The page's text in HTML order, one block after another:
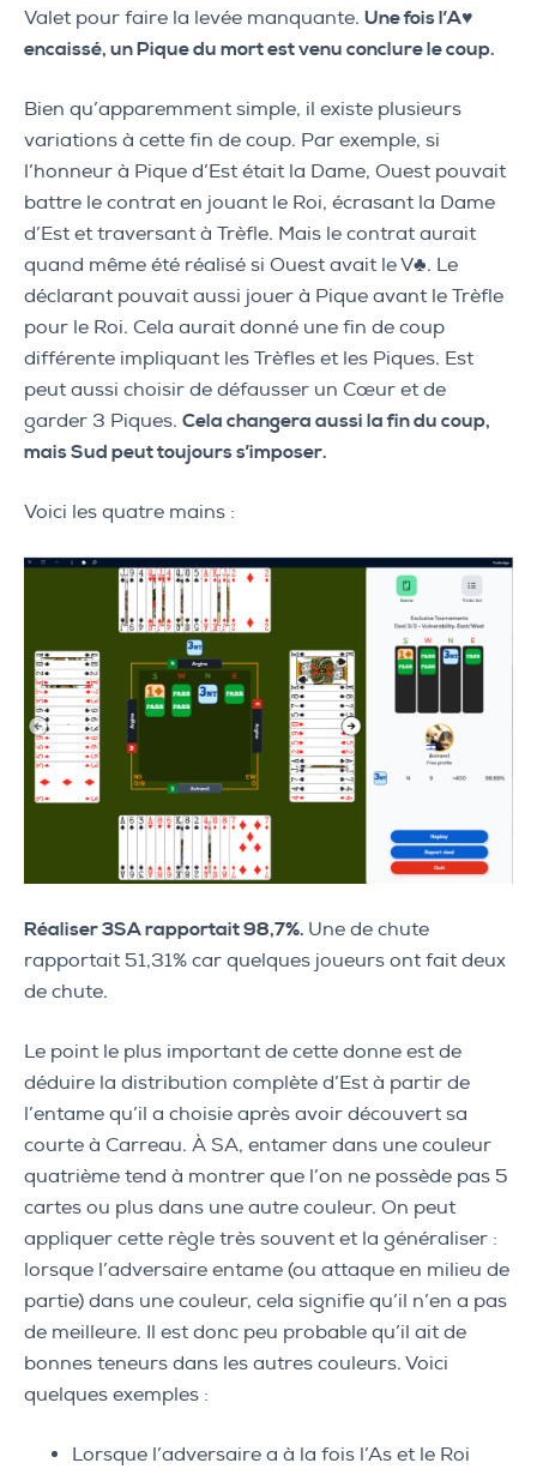
Valet pour faire la levée manquante. Une fois l’A♥
encaissé, un Pique du mort est venu conclure le coup.
Bien qu’apparemment simple, il existe plusieurs
variations à cette fin de coup. Par exemple, si
l’honneur à Pique d’Est était la Dame, Ouest pouvait
battre le contrat en jouant le Roi, écrasant la Dame
d’Est et traversant à Trèfle. Mais le contrat aurait
quand même été réalisé si Ouest avait le V♣. Le
déclarant pouvait aussi jouer à Pique avant le Trèfle
pour le Roi. Cela aurait donné une fin de coup
différente impliquant les Trèfles et les Piques. Est
peut aussi choisir de défausser un Cœur et de
garder 3 Piques. Cela changera aussi la fin du coup,
mais Sud peut toujours s’imposer.
Voici les quatre mains :
Réaliser 3SA rapportait 98,7%. Une de chute
rapportait 51,31% car quelques joueurs ont fait deux
de chute.
Le point le plus important de cette donne est de
déduire la distribution complète d’Est à partir de
l’entame qu’il a choisie après avoir découvert sa
courte à Carreau. À SA, entamer dans une couleur
quatrième tend à montrer que l’on ne possède pas 5
cartes ou plus dans une autre couleur. On peut
appliquer cette règle très souvent et la généraliser :
lorsque l’adversaire entame (ou attaque en milieu de
partie) dans une couleur, cela signifie qu’il n’en a pas
de meilleure. Il est donc peu probable qu’il ait de
bonnes teneurs dans les autres couleurs. Voici
quelques exemples :
Lorsque l’adversaire a à la fois l’As et le Roi